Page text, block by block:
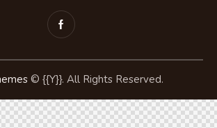
© {{Y}}. All Rights Reserved.